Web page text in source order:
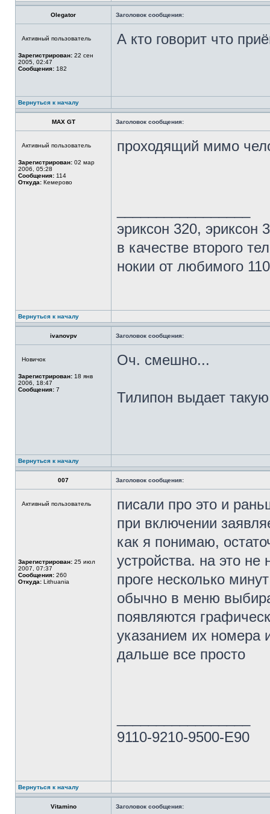
Olegator Заголовок сообщения:
Активный пользователь
Зарегистрирован: 22 сен
2005, 02:47
Сообщения: 182
А кто говорит что
Вернуться к началу
MAX GT Заголовок сообщения:
Активный пользователь
Зарегистрирован: 02 мар
2006, 05:28
Сообщения: 114
Откуда: Кемерово
проходящий мимо
эриксон 320, эриксон
в качестве второго
нокии от любимого
Вернуться к началу
ivanovpv Заголовок сообщения:
Новичок
Зарегистрирован: 18 янв
2006, 18:47
Сообщения: 7
Оч. смешно...
Тилипон выдает
Вернуться к началу
007 Заголовок сообщения:
Активный пользователь
Зарегистрирован: 25 июл
2007, 07:37
Сообщения: 260
Откуда: Lithuania
писали про это и
при включении
как я понимаю,
устройства. на это
проге несколько
обычно в меню
появляются
указанием их номера
дальше все просто
9110-9210-9500-E90
Вернуться к началу
Vitamino Заголовок сообщения: